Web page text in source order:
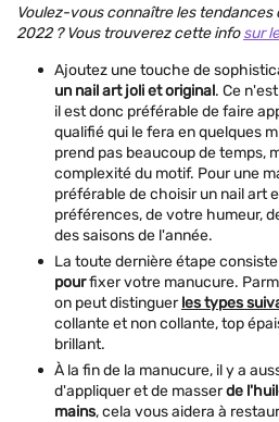
Voulez-vous connaître les tendances
2022 ? Vous trouverez cette infosur
Ajoutez une touche de
un nail art joli et original. Ce
il est donc préférable de faire
qualifié qui le fera en quelques
prend pas beaucoup de temps,
complexité du motif. Pour une
préférable de choisir un nail art
préférences, de votre humeur,
des saisons de l'année.
La toute dernière étape
pourfixer votre manucure.
on peut distinguerles types
collante et non collante, top
brillant.
À la fin de la manucure, il y a
d'appliquer et de masserde
mains, cela vous aidera à